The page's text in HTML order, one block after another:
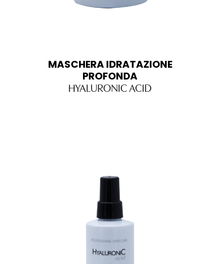
MASCHERA IDRATAZIONE
PROFONDA
HYALURONIC ACID